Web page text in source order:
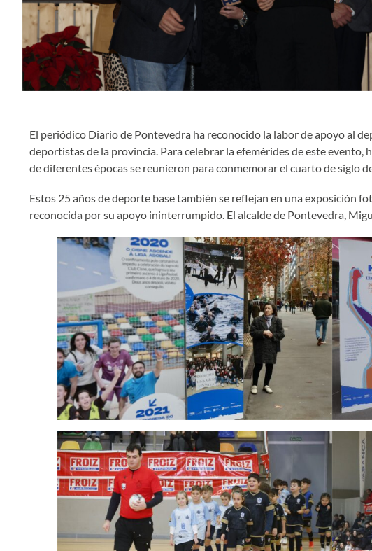
El periódico Diario de Pontevedra ha reconocido la labor de apoyo al
deportistas de la provincia. Para celebrar la efemérides de este
de diferentes épocas se reunieron para conmemorar el cuarto de siglo
Estos 25 años de deporte base también se reflejan en una exposición
reconocida por su apoyo ininterrumpido. El alcalde de Pontevedra,